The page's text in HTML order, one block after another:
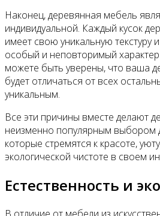
Наконец, деревянная мебель
индивидуальной. Каждый кусок
имеет свою уникальную текстуру
особый и неповторимый
можете быть уверены, что ваша
будет отличаться от всех
уникальным.
Все эти причины вместе делают
неизменно популярным выбором
которые стремятся к красоте,
экологической чистоте в своем
Естественность и